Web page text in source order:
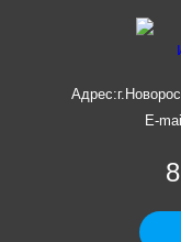
Адрес:
E-